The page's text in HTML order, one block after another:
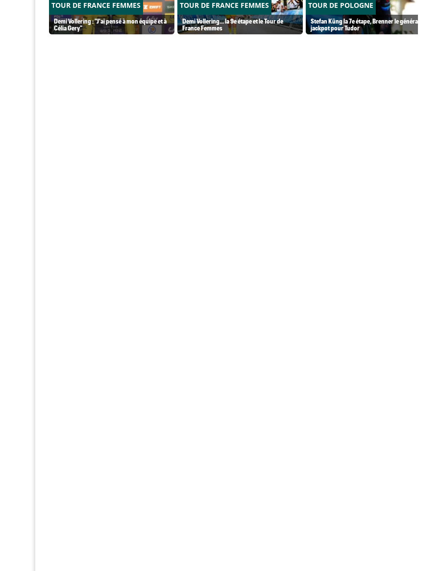
TOUR DE FRANCE FEMMES
Demi Vollering : "J'ai pensé à mon équipe et à
Célia Gery"
TOUR DE FRANCE FEMMES
Demi Vollering... la 9e étape et le Tour de
France Femmes
TOUR DE POLOGNE
Stefan Küng la 7e étape, Brenner le général...
jackpot pour Tudor